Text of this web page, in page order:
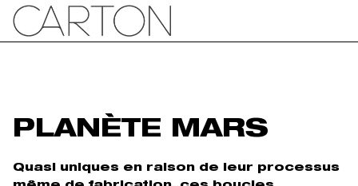
PLANÈTE MARS
Quasi uniques en raison de leur processus